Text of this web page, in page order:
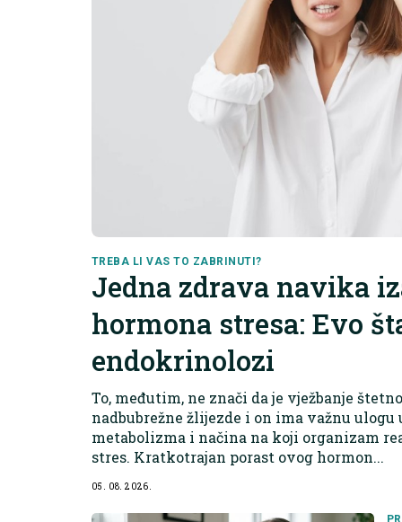
TREBA LI VAS TO ZABRINUTI?
Jedna zdrava navika
hormona stresa: Evo
endokrinolozi
To, međutim, ne znači da je vježbanje
nadbubrežne žlijezde i on ima važnu
metabolizma i načina na koji organizam
stres. Kratkotrajan porast ovog hormon...
05. 08. 2026.